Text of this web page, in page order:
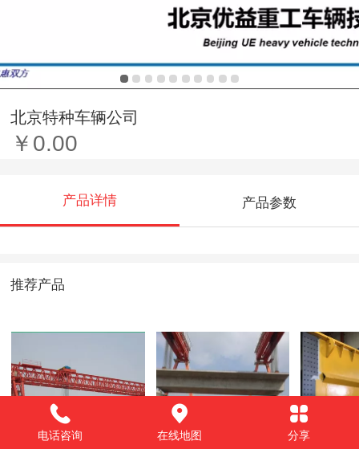
北京特种车辆公司
￥0.00
产品详情 产品参数
推荐产品
超大型起重机
铁路制梁、架梁工
代工生
电话咨询 在线地图 分享